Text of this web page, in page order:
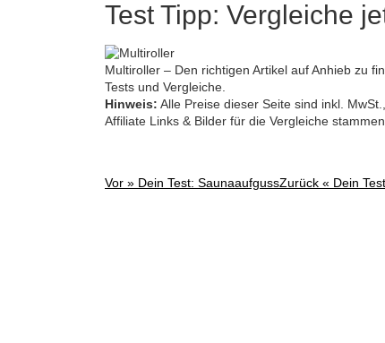
Test Tipp: Vergleiche
Multiroller – Den richtigen Artikel auf Anhieb zu
Tests und Vergleiche.
Hinweis: Alle Preise dieser Seite sind inkl.
Affiliate Links & Bilder für die Vergleiche
Post
Vor » Dein Test: SaunaaufgussZurück « Dein